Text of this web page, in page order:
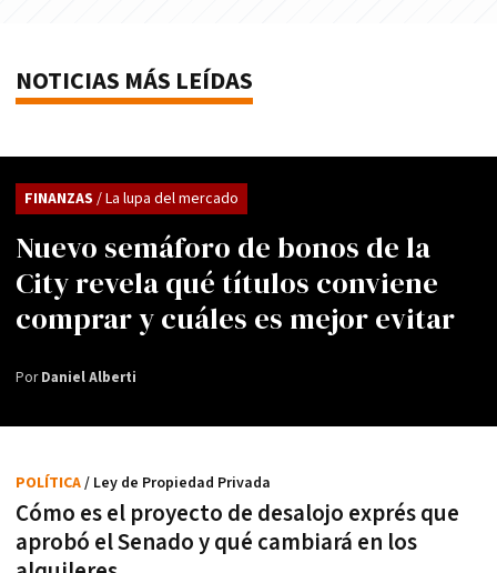
NOTICIAS MÁS LEÍDAS
Nuevo semáforo de bonos de la
City revela qué títulos conviene
comprar y cuáles es mejor evitar
FINANZAS / La lupa del mercado
PorDaniel Alberti
Cómo es el proyecto de desalojo exprés que
aprobó el Senado y qué cambiará en los
POLÍTICA/ Ley de Propiedad Privada